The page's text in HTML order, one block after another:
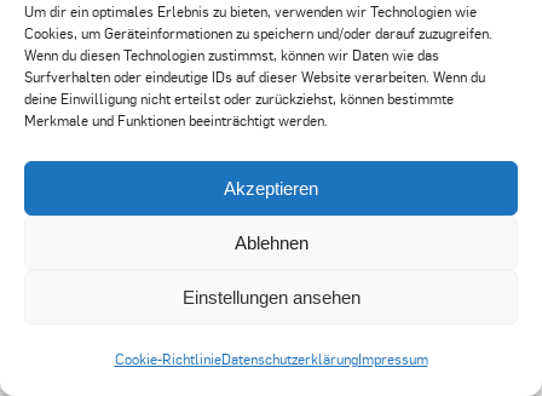
Um dir ein optimales Erlebnis zu bieten, verwenden wir Technologien wie
Cookies, um Geräteinformationen zu speichern und/oder darauf zuzugreifen.
Wenn du diesen Technologien zustimmst, können wir Daten wie das
Surfverhalten oder eindeutige IDs auf dieser Website verarbeiten. Wenn du
deine Einwilligung nicht erteilst oder zurückziehst, können bestimmte
Merkmale und Funktionen beeinträchtigt werden.
Akzeptieren
Ablehnen
Einstellungen ansehen
Cookie-RichtlinieDatenschutzerklärungImpressum
Zukunft Praxis Diese Veranstaltung ist vor
allem für Studierende und Berufsinteressierte
konzipiert. In Impulsvorträgen informieren die
Referentinnen und Referenten über den
Themen wie Niederlassung, Finanzierung,